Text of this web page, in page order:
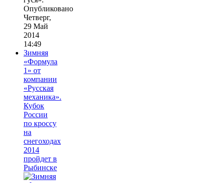
Опубликовано
Четверг,
29 Май
2014
14:49
Зимняя
«Формула
1» от
компании
«Русская
механика».
Кубок
России
по кроссу
на
снегоходах
2014
пройдет в
Рыбинске